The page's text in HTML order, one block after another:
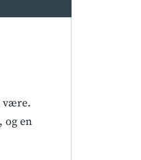
være.
og en